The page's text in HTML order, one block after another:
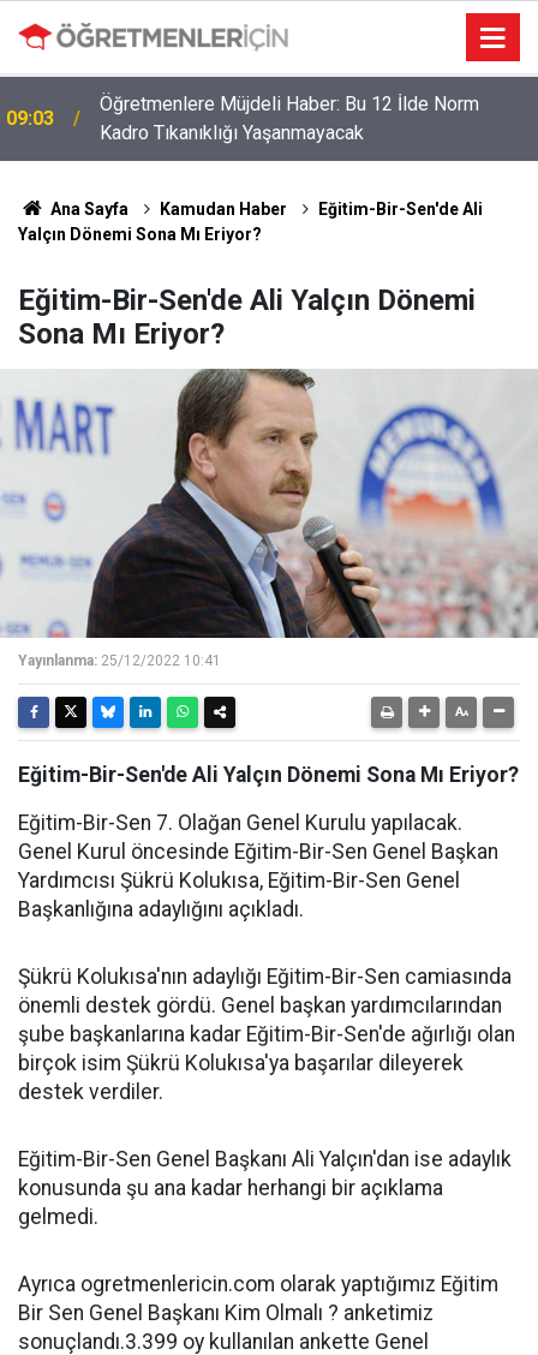
09:03
Öğretmenlere Müjdeli Haber: Bu 12 İlde Norm
Kadro Tıkanıklığı Yaşanmayacak
Ana Sayfa Kamudan Haber
Eğitim-Bir-Sen'de Ali
Yalçın Dönemi Sona Mı Eriyor?
Eğitim-Bir-Sen'de Ali Yalçın Dönemi
Sona Mı Eriyor?
Yayınlanma: 25/12/2022 10:41
Eğitim-Bir-Sen'de Ali Yalçın Dönemi Sona Mı Eriyor?
Eğitim-Bir-Sen 7. Olağan Genel Kurulu yapılacak.
Genel Kurul öncesinde Eğitim-Bir-Sen Genel Başkan
Yardımcısı Şükrü Kolukısa, Eğitim-Bir-Sen Genel
Başkanlığına adaylığını açıkladı.
Şükrü Kolukısa'nın adaylığı Eğitim-Bir-Sen camiasında
önemli destek gördü. Genel başkan yardımcılarından
şube başkanlarına kadar Eğitim-Bir-Sen'de ağırlığı olan
birçok isim Şükrü Kolukısa'ya başarılar dileyerek
destek verdiler.
Eğitim-Bir-Sen Genel Başkanı Ali Yalçın'dan ise adaylık
konusunda şu ana kadar herhangi bir açıklama
gelmedi.
Ayrıca ogretmenlericin.com olarak yaptığımız Eğitim
Bir Sen Genel Başkanı Kim Olmalı ? anketimiz
sonuçlandı.3.399 oy kullanılan ankette Genel